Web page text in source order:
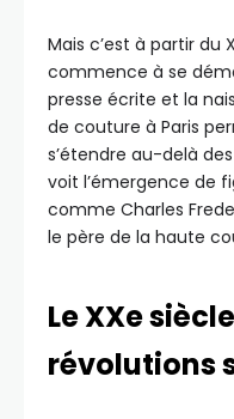
Mais c’est à partir du
commence à se
presse écrite et la
de couture à Paris
s’étendre au-delà
voit l’émergence de
comme Charles
le père de la haute
Le XXe
révolutions